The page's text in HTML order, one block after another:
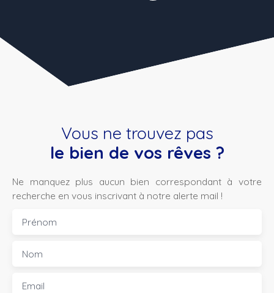
Vous ne trouvez pas
le bien de vos rêves ?
Ne manquez plus aucun bien correspondant à votre
recherche en vous inscrivant à notre alerte mail !
Prénom
Nom
Email